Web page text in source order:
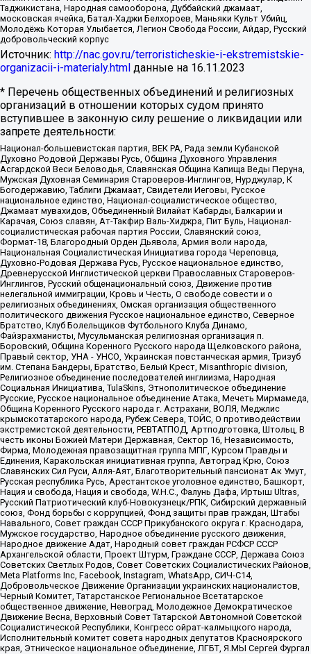
Таджикистана, Народная самооборона, Дуббайский джамаат,
московская ячейка, Батал-Хаджи Белхороев, Маньяки Культ Убийц,
Молодёжь Которая Улыбается, Легион Свобода России, Айдар, Русский
добровольческий корпус
Источник: http://nac.gov.ru/terroristicheskie-i-ekstremistskie-
organizacii-i-materialy.html данные на 16.11.2023
* Перечень общественных объединений и религиозных
организаций в отношении которых судом принято
вступившее в законную силу решение о ликвидации или
запрете деятельности:
Национал-большевистская партия, ВЕК РА, Рада земли Кубанской
Духовно Родовой Державы Русь, Община Духовного Управления
Асгардской Веси Беловодья, Славянская Община Капища Веды Перуна,
Мужская Духовная Семинария Староверов-Инглингов, Нурджулар, К
Богодержавию, Таблиги Джамаат, Свидетели Иеговы, Русское
национальное единство, Национал-социалистическое общество,
Джамаат мувахидов, Объединенный Вилайат Кабарды, Балкарии и
Карачая, Союз славян, Ат-Такфир Валь-Хиджра, Пит Буль, Национал-
социалистическая рабочая партия России, Славянский союз,
Формат-18, Благородный Орден Дьявола, Армия воли народа,
Национальная Социалистическая Инициатива города Череповца,
Духовно-Родовая Держава Русь, Русское национальное единство,
Древнерусской Инглистической церкви Православных Староверов-
Инглингов, Русский общенациональный союз, Движение против
нелегальной иммиграции, Кровь и Честь, О свободе совести и о
религиозных объединениях, Омская организация общественного
политического движения Русское национальное единство, Северное
Братство, Клуб Болельщиков Футбольного Клуба Динамо,
Файзрахманисты, Мусульманская религиозная организация п.
Боровский, Община Коренного Русского народа Щелковского района,
Правый сектор, УНА - УНСО, Украинская повстанческая армия, Тризуб
им. Степана Бандеры, Братство, Белый Крест, Misanthropic division,
Религиозное объединение последователей инглиизма, Народная
Социальная Инициатива, TulaSkins, Этнополитическое объединение
Русские, Русское национальное объединение Атака, Мечеть Мирмамеда,
Община Коренного Русского народа г. Астрахани, ВОЛЯ, Меджлис
крымскотатарского народа, Рубеж Севера, ТОЙС, О противодействии
экстремистской деятельности, РЕВТАТПОД, Артподготовка, Штольц, В
честь иконы Божией Матери Державная, Сектор 16, Независимость,
Фирма, Молодежная правозащитная группа МПГ, Курсом Правды и
Единения, Каракольская инициативная группа, Автоград Крю, Союз
Славянских Сил Руси, Алля-Аят, Благотворительный пансионат Ак Умут,
Русская республика Русь, Арестантское уголовное единство, Башкорт,
Нация и свобода, Нация и свобода, W.H.С., Фалунь Дафа, Иртыш Ultras,
Русский Патриотический клуб-Новокузнецк/РПК, Сибирский державный
союз, Фонд борьбы с коррупцией, Фонд защиты прав граждан, Штабы
Навального, Совет граждан СССР Прикубанского округа г. Краснодара,
Мужское государство, Народное объединение русского движения,
Народное движение Адат, Народный совет граждан РСФСР СССР
Архангельской области, Проект Штурм, Граждане СССР, Держава Союз
Советских Светлых Родов, Совет Советских Социалистических Районов,
Meta Platforms Inc, Facebook, Instagram, WhatsApp, СИЧ-С14,
Добровольческое Движение Организации украинских националистов,
Черный Комитет, Татарстанское Региональное Всетатарское
общественное движение, Невоград, Молодежное Демократическое
Движение Весна, Верховный Совет Татарской Автономной Советской
Социалистической Республики, Конгресс ойрат-калмыцкого народа,
Исполнительный комитет совета народных депутатов Красноярского
края, Этническое национальное объединение, ЛГБТ, Я.МЫ Сергей Фургал